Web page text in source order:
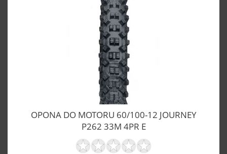
OPONA DO MOTORU 60/100-12 JOURNEY
P262 33M 4PR E